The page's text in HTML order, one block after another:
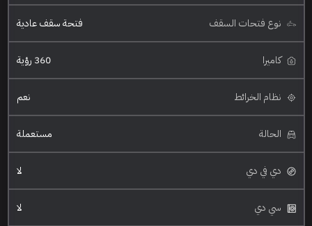
نوع فتحات السقف فتحة سقف عادية
كاميرا 360 رؤية
نظام الخرائط نعم
الحالة مستعملة
دي في دي لا
سي دي لا